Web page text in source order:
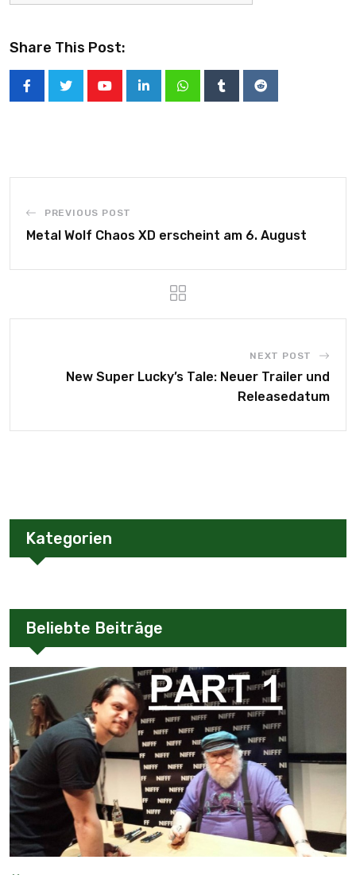
Share This Post:
PREVIOUS POST
Metal Wolf Chaos XD erscheint am 6. August
NEXT POST
New Super Lucky’s Tale: Neuer Trailer und
Releasedatum
Kategorien
Beliebte Beiträge